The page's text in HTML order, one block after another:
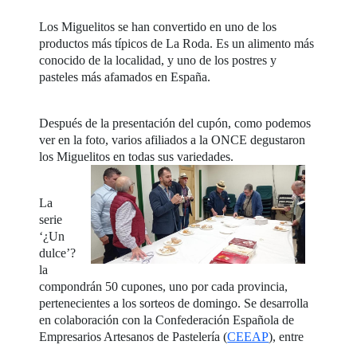
Los Miguelitos se han convertido en uno de los
productos más típicos de La Roda. Es un alimento más
conocido de la localidad, y uno de los postres y
pasteles más afamados en España.
Después de la presentación del cupón, como podemos
ver en la foto, varios afiliados a la ONCE degustaron
los Miguelitos en todas sus variedades.
La
serie
‘¿Un
dulce’?
la
compondrán 50 cupones, uno por cada provincia,
pertenecientes a los sorteos de domingo. Se desarrolla
en colaboración con la Confederación Española de
Empresarios Artesanos de Pastelería (CEEAP), entre